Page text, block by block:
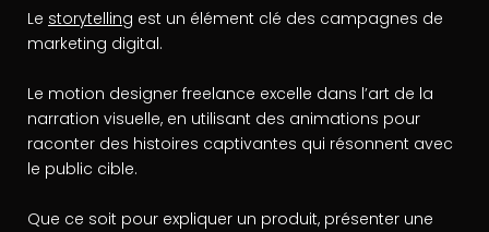
Le storytelling est un élément clé des campagnes de
marketing digital.
Le motion designer freelance excelle dans l’art de la
narration visuelle, en utilisant des animations pour
raconter des histoires captivantes qui résonnent avec
le public cible.
Que ce soit pour expliquer un produit, présenter une